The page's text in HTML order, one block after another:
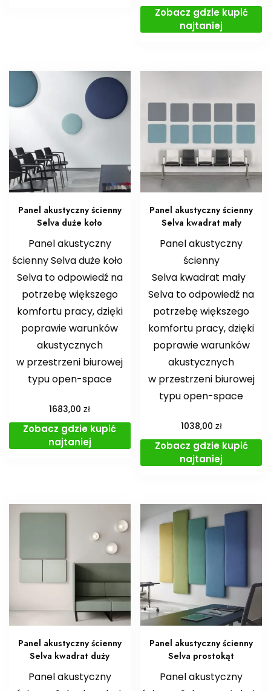
Zobacz gdzie kupić
najtaniej
Panel akustyczny ścienny
Selva duże koło
Panel akustyczny
ścienny Selva duże koło
Selva to odpowiedź na
potrzebę większego
komfortu pracy, dzięki
poprawie warunków
akustycznych
w przestrzeni biurowej
typu open-space
1683,00zł
Zobacz gdzie kupić
najtaniej
Panel akustyczny ścienny
Selva kwadrat mały
Panel akustyczny
ścienny
Selva kwadrat mały
Selva to odpowiedź na
potrzebę większego
komfortu pracy, dzięki
poprawie warunków
akustycznych
w przestrzeni biurowej
typu open-space
1038,00 zł
Zobacz gdzie kupić
najtaniej
Panel akustyczny ścienny
Selva kwadrat duży
Panel akustyczny
Panel akustyczny ścienny
Selva prostokąt
Panel akustyczny